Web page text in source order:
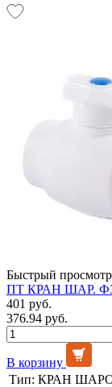
Быстрый просмотр
ПТ КРАН ШАР.
401 руб.
376.94 руб.
В корзину
Тип: КРАН